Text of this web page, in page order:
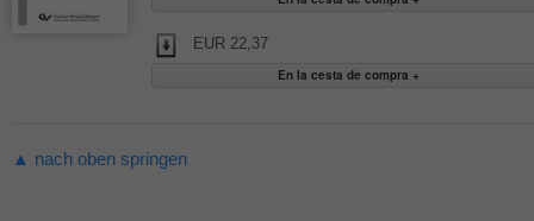
EUR 22,37
▲ nach oben springen